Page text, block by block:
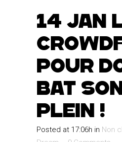
14 Jan
pour
bat son
plein !
Posted at 17:06h in Non